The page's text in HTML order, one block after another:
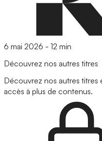
6 mai 2026 - 12 min
Découvrez nos autres titres
Découvrez nos autres
accès à plus de contenus.